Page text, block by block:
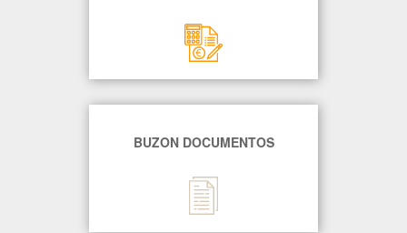
BUZON DOCUMENTOS